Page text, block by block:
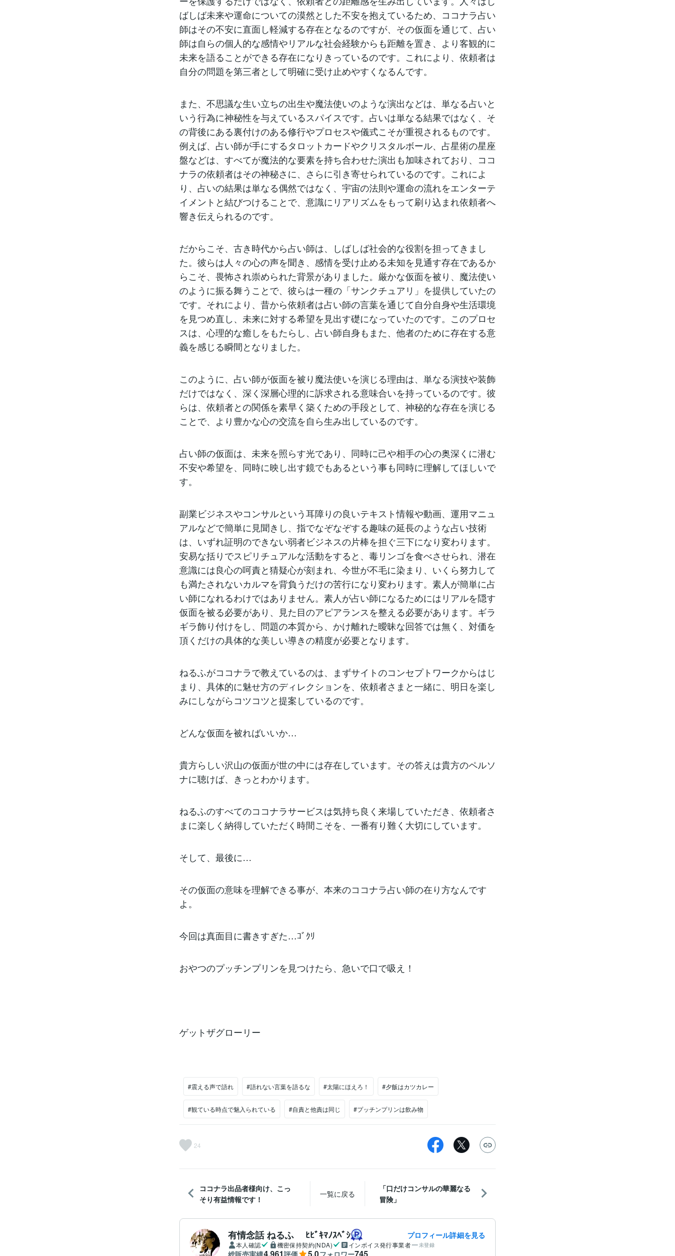
ばしば未来や運命についての漠然とした不安を抱えているため、ココナラ占い
師はその不安に直面し軽減する存在となるのですが、その仮面を通じて、占い
師は自らの個人的な感情やリアルな社会経験からも距離を置き、より客観的に
未来を語ることができる存在になりきっているのです。これにより、依頼者は
自分の問題を第三者として明確に受け止めやすくなるんです。
また、不思議な生い立ちの出生や魔法使いのような演出などは、単なる占いと
いう行為に神秘性を与えているスパイスです。占いは単なる結果ではなく、そ
の背後にある裏付けのある修行やプロセスや儀式こそが重視されるものです。
例えば、占い師が手にするタロットカードやクリスタルボール、占星術の星座
盤などは、すべてが魔法的な要素を持ち合わせた演出も加味されており、ココ
ナラの依頼者はその神秘さに、さらに引き寄せられているのです。これによ
り、占いの結果は単なる偶然ではなく、宇宙の法則や運命の流れをエンターテ
イメントと結びつけることで、意識にリアリズムをもって刷り込まれ依頼者へ
響き伝えられるのです。
だからこそ、古き時代から占い師は、しばしば社会的な役割を担ってきまし
た。彼らは人々の心の声を聞き、感情を受け止める未知を見通す存在であるか
らこそ、畏怖され崇められた背景がありました。厳かな仮面を被り、魔法使い
のように振る舞うことで、彼らは一種の「サンクチュアリ」を提供していたの
です。それにより、昔から依頼者は占い師の言葉を通じて自分自身や生活環境
を見つめ直し、未来に対する希望を見出す礎になっていたのです。このプロセ
スは、心理的な癒しをもたらし、占い師自身もまた、他者のために存在する意
義を感じる瞬間となりました。
このように、占い師が仮面を被り魔法使いを演じる理由は、単なる演技や装飾
だけではなく、深く深層心理的に訴求される意味合いを持っているのです。彼
らは、依頼者との関係を素早く築くための手段として、神秘的な存在を演じる
ことで、より豊かな心の交流を自ら生み出しているのです。
占い師の仮面は、未来を照らす光であり、同時に己や相手の心の奥深くに潜む
不安や希望を、同時に映し出す鏡でもあるという事も同時に理解してほしいで
す。
副業ビジネスやコンサルという耳障りの良いテキスト情報や動画、運用マニュ
アルなどで簡単に見聞きし、指でなぞなぞする趣味の延長のような占い技術
は、いずれ証明のできない弱者ビジネスの片棒を担ぐ三下になり変わります。
安易な括りでスピリチュアルな活動をすると、毒リンゴを食べさせられ、潜在
意識には良心の呵責と猜疑心が刻まれ、今世が不毛に染まり、いくら努力して
も満たされないカルマを背負うだけの苦行になり変わります。素人が簡単に占
い師になれるわけではありません。素人が占い師になるためにはリアルを隠す
仮面を被る必要があり、見た目のアピアランスを整える必要があります。ギラ
ギラ飾り付けをし、問題の本質から、かけ離れた曖昧な回答では無く、対価を
頂くだけの具体的な美しい導きの精度が必要となります。
ねるふがココナラで教えているのは、まずサイトのコンセプトワークからはじ
まり、具体的に魅せ方のディレクションを、依頼者さまと一緒に、明日を楽し
みにしながらコツコツと提案しているのです。
どんな仮面を被ればいいか…
貴方らしい沢山の仮面が世の中には存在しています。その答えは貴方のペルソ
ナに聴けば、きっとわかります。
ねるふのすべてのココナラサービスは気持ち良く来場していただき、依頼者さ
まに楽しく納得していただく時間こそを、一番有り難く大切にしています。
そして、最後に…
その仮面の意味を理解できる事が、本来のココナラ占い師の在り方なんです
よ。
今回は真面目に書きすぎた…ｺﾞｸﾘ
おやつのプッチンプリンを見つけたら、急いで口で吸え！
ゲットザグローリー
#震える声で語れ #語れない言葉を語るな #太陽にほえろ！ #夕飯はカツカレー
#観ている時点で魅入られている #自責と他責は同じ #プッチンプリンは飲み物
24
ココナラ出品者様向け、こっ
そり有益情報です！
一覧に戻る
「口だけコンサルの華麗なる
冒険」
有情念話 ねるふ ﾋﾋﾞｷﾏﾉｽﾍﾞｼ プロフィール詳細を見る
本人確認 機密保持契約(NDA) インボイス発行事業者 未登録
総販売実績 評価 フォロワー